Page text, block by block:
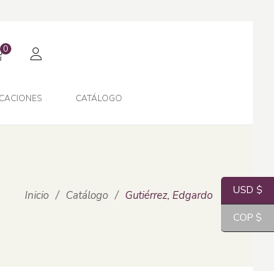
CATÁLOGO
0
Inicio / Catálogo / Gutiérrez, Edgardo USD $
COP $